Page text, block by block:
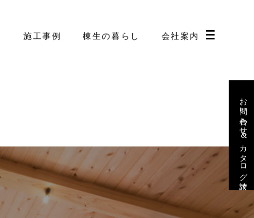
施工事例 棟生の暮らし 会社案内
お問い合わせ&カタログ請求